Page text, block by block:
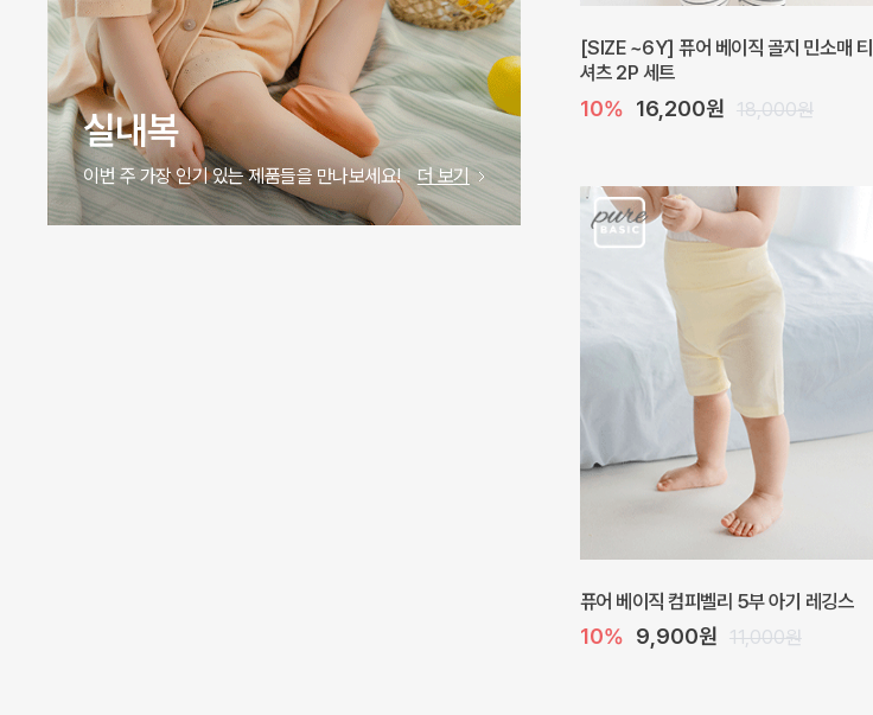
실내복
이번 주 가장 인기 있는 제품들을 만나보세요! 더 보기
[SIZE ~6Y] 퓨어 베이직 골지 민소매 티
셔츠 2P 세트
10% 16,200원 18,000원
퓨어 베이직 컴피벨리 5부 아기 레깅스
10% 9,900원 11,000원